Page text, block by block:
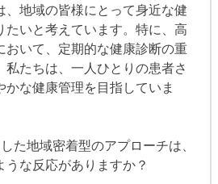
、地域の皆様にとって身近な健
たいと考えています。特に、高
おいて、定期的な健康診断の重
たちは、一人ひとりの患者さ
な健康管理を目指していま
た地域密着型のアプローチは、
な反応がありますか？